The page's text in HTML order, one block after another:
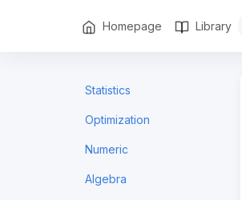
Homepage Library
Statistics
Optimization
Numeric
Algebra